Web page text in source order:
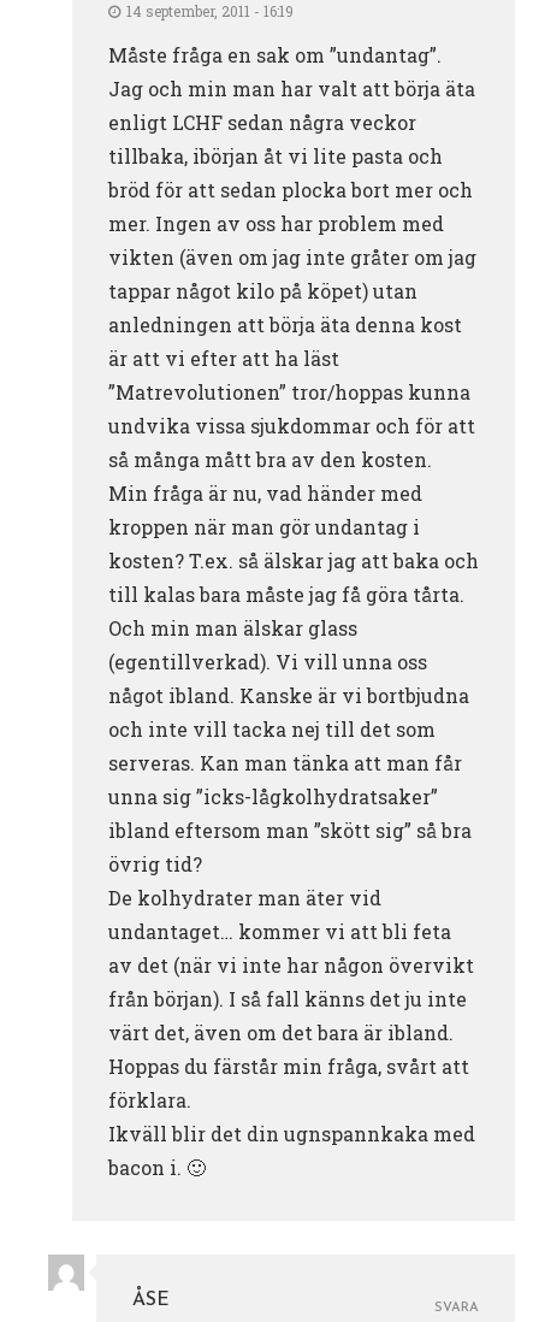
14 september, 2011 - 16:19
Måste fråga en sak om ”undantag”.
Jag och min man har valt att börja äta
enligt LCHF sedan några veckor
tillbaka, ibörjan åt vi lite pasta och
bröd för att sedan plocka bort mer och
mer. Ingen av oss har problem med
vikten (även om jag inte gråter om jag
tappar något kilo på köpet) utan
anledningen att börja äta denna kost
är att vi efter att ha läst
”Matrevolutionen” tror/hoppas kunna
undvika vissa sjukdommar och för att
så många mått bra av den kosten.
Min fråga är nu, vad händer med
kroppen när man gör undantag i
kosten? T.ex. så älskar jag att baka och
till kalas bara måste jag få göra tårta.
Och min man älskar glass
(egentillverkad). Vi vill unna oss
något ibland. Kanske är vi bortbjudna
och inte vill tacka nej till det som
serveras. Kan man tänka att man får
unna sig ”icks-lågkolhydratsaker”
ibland eftersom man ”skött sig” så bra
övrig tid?
De kolhydrater man äter vid
undantaget… kommer vi att bli feta
av det (när vi inte har någon övervikt
från början). I så fall känns det ju inte
värt det, även om det bara är ibland.
Hoppas du färstår min fråga, svårt att
förklara.
Ikväll blir det din ugnspannkaka med
bacon i. 🙂
ÅSE
SVARA